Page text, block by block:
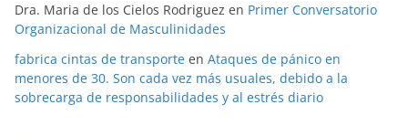
Dra. Maria de los Cielos Rodriguez en Primer Conversatorio
Organizacional de Masculinidades
fabrica cintas de transporte en Ataques de pánico en
menores de 30. Son cada vez más usuales, debido a la
sobrecarga de responsabilidades y al estrés diario